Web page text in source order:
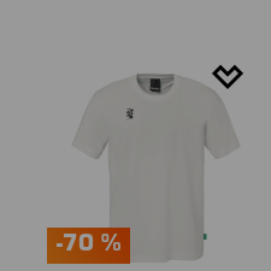
-70 %